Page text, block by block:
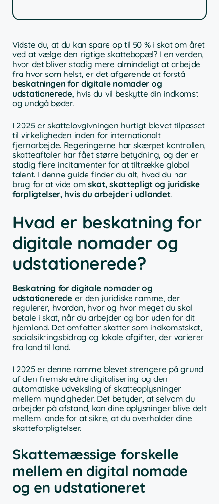
Vidste du, at du kan spare op til 50 % i skat om året
ved at vælge den rigtige skattebopæl? I en verden,
hvor det bliver stadig mere almindeligt at arbejde
fra hvor som helst, er det afgørende at forstå
beskatningen for digitale nomader og
udstationerede, hvis du vil beskytte din indkomst
og undgå bøder.
I 2025 er skattelovgivningen hurtigt blevet tilpasset
til virkeligheden inden for internationalt
fjernarbejde. Regeringerne har skærpet kontrollen,
skatteaftaler har fået større betydning, og der er
stadig flere incitamenter for at tiltrække global
talent. I denne guide finder du alt, hvad du har
brug for at vide om skat, skattepligt og juridiske
forpligtelser, hvis du arbejder i udlandet.
Hvad er beskatning for
digitale nomader og
udstationerede?
Beskatning for digitale nomader og
udstationeredeer den juridiske ramme, der
regulerer, hvordan, hvor og hvor meget du skal
betale i skat, når du arbejder og bor uden for dit
hjemland. Det omfatter skatter som indkomstskat,
socialsikringsbidrag og lokale afgifter, der varierer
fra land til land.
I 2025 er denne ramme blevet strengere på grund
af den fremskredne digitalisering og den
automatiske udveksling af skatteoplysninger
mellem myndigheder. Det betyder, at selvom du
arbejder på afstand, kan dine oplysninger blive delt
mellem lande for at sikre, at du overholder dine
skatteforpligtelser.
Skattemæssige forskelle
mellem en digital nomade
og en udstationeret